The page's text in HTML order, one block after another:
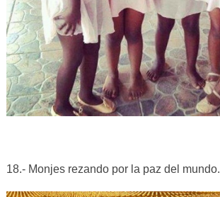
18.- Monjes rezando por la paz del mundo.